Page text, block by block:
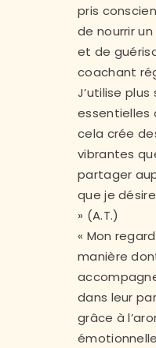
pris
de nourrir
et de
coachant
J’utilise
essentielles
cela crée
vibrantes
partager
que je
» (A.T.)
« Mon
manière
dans leur
grâce à